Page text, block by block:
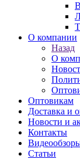
О компании
Назад
О
Оптовикам
Доставка и
Новости и
Контакты
Статьи